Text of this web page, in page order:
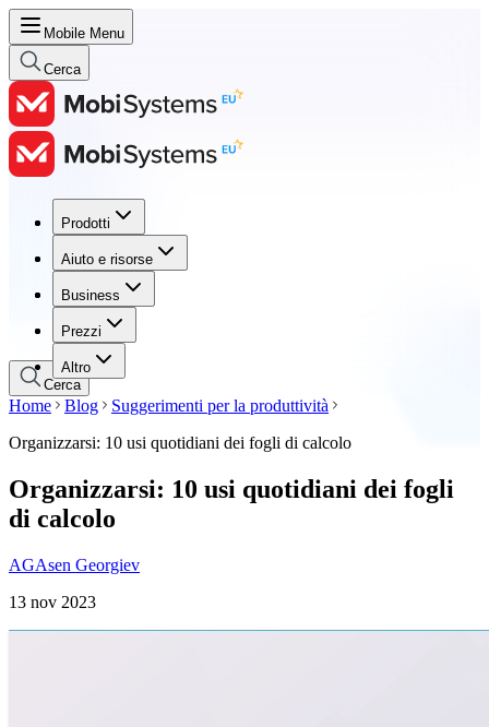
Mobile Menu
Cerca
Prodotti
Aiuto e risorse
Business
Prezzi
Altro
Prodotti
Aiuto e risorse
Business
Prezzi
Cerca
Home Blog
Suggerimenti per la produttività
Organizzarsi: 10 usi quotidiani dei fogli di calcolo
Organizzarsi: 10 usi quotidiani dei fogli
di calcolo
AGAsen Georgiev
13 nov 2023